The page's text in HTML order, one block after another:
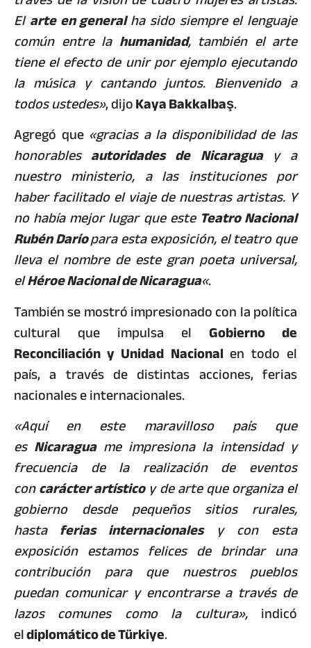
Elarte en generalha sido siempre el lenguaje
común entre la humanidad, también el arte
tiene el efecto de unir por ejemplo ejecutando
la música y cantando juntos. Bienvenido a
todos ustedes», dijoKaya Bakkalbaş.
Agregó que «gracias a la disponibilidad de las
honorablesautoridades de Nicaragua y a
nuestro ministerio, a las instituciones por
haber facilitado el viaje de nuestras artistas. Y
no había mejor lugar que este Teatro Nacional
Rubén Daríopara esta exposición, el teatro que
lleva el nombre de este gran poeta universal,
elHéroe Nacional de Nicaragua«.
También se mostró impresionado con la política
cultural que impulsa el Gobierno de
Reconciliación y Unidad Nacional en todo el
país, a través de distintas acciones, ferias
nacionales e internacionales.
«Aquí en este maravilloso país que
es Nicaragua me impresiona la intensidad y
frecuencia de la realización de eventos
concarácter artísticoy de arte que organiza el
gobierno desde pequeños sitios rurales,
hastaferias internacionales y con esta
exposición estamos felices de brindar una
contribución para que nuestros pueblos
puedan comunicar y encontrarse a través de
lazos comunes como la cultura», indicó
eldiplomático de Türkiye.